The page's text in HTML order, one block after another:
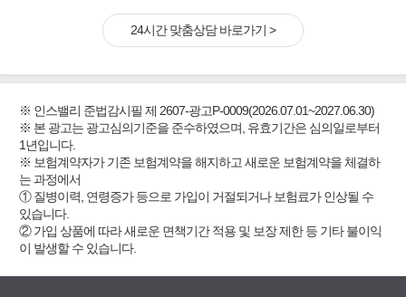
24시간 맞춤상담 바로가기 >
※ 인스밸리 준법감시필 제 2607-광고P-0009(2026.07.01~2027.06.30)
※ 본 광고는 광고심의기준을 준수하였으며, 유효기간은 심의일로부터
1년입니다.
※ 보험계약자가 기존 보험계약을 해지하고 새로운 보험계약을 체결하
는 과정에서
① 질병이력, 연령증가 등으로 가입이 거절되거나 보험료가 인상될 수
있습니다.
② 가입 상품에 따라 새로운 면책기간 적용 및 보장 제한 등 기타 불이익
이 발생할 수 있습니다.